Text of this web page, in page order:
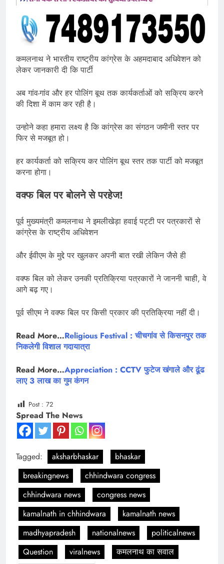
कमलनाथ ने भारतीय राष्ट्रीय कांग्रेस के अहमदाबाद अधिवेशन को
लेकर जानकारी दी कि पार्टी
अब गांव-गांव और हर पोलिंग बूथ तक कार्यकर्ताओं को सक्रिय करने
की दिशा में काम कर रही है।
उन्होने कहा हमारा लक्ष्य है कि कांग्रेस का संगठन जमीनी स्तर पर
फिर से मजबूत हो।
हर कार्यकर्ता को सक्रिय कर पोलिंग बूथ स्तर तक पार्टी को मजबूत
करना होगा।
वक्फ बिल पर बोलने से परहेज!
पूर्व मुख्यमंत्री कमलनाथ ने इमलीखेड़ा हवाई पट्टी पर पत्रकारों से
कांग्रेस के राष्ट्रीय अधिवेशन
और ईवीएम के मुद्दे पर खुलकर अपनी बात रखी लेकिन जैसे ही
वक्फ बिल को लेकर उनकी प्रतिक्रिया पत्रकारों ने जाननी चाही, वे
आगे बढ़ गए।
पूर्व सीएम ने वक्फ बिल पर किसी प्रकार की प्रतिक्रिया नहीं दी।
Read More…Religious Festival : चीचगांव से किसनपुर तक
निकलेगी विशाल गदायात्रा
Read More…Appreciation : CCTV फुटेज खंगाले और ढूंढ
लाए 3 लाख का गुम कंगन
Post : 72
Spread The News
Tagged: aksharbhaskar
bhaskar
breakingnews
chhindwara congress
chhindwara news
congress news
kamalnath in chhindwara
kamalnath news
madhyapradesh
nationalnews
politicalnews
Question
viralnews
कमलनाथ का सवाल